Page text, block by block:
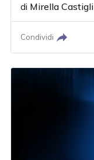
di Mirella Castigli
Condividi